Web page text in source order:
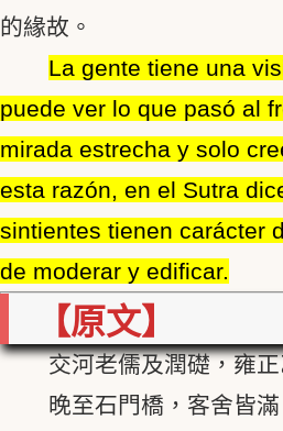
的緣故。
La gente tiene una
puede ver lo que pasó al
mirada estrecha y solo
esta razón, en el Sutra
sintientes tienen carácter
de moderar y edificar.
【原文】
交河老儒及潤礎，雍
晚至石門橋，客舍皆